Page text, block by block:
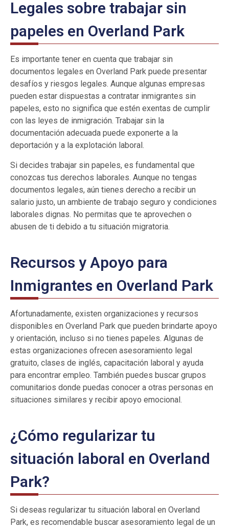
Legales sobre trabajar sin
papeles en Overland Park
Es importante tener en cuenta que trabajar sin
documentos legales en Overland Park puede presentar
desafíos y riesgos legales. Aunque algunas empresas
pueden estar dispuestas a contratar inmigrantes sin
papeles, esto no significa que estén exentas de cumplir
con las leyes de inmigración. Trabajar sin la
documentación adecuada puede exponerte a la
deportación y a la explotación laboral.
Si decides trabajar sin papeles, es fundamental que
conozcas tus derechos laborales. Aunque no tengas
documentos legales, aún tienes derecho a recibir un
salario justo, un ambiente de trabajo seguro y condiciones
laborales dignas. No permitas que te aprovechen o
abusen de ti debido a tu situación migratoria.
Recursos y Apoyo para
Inmigrantes en Overland Park
Afortunadamente, existen organizaciones y recursos
disponibles en Overland Park que pueden brindarte apoyo
y orientación, incluso si no tienes papeles. Algunas de
estas organizaciones ofrecen asesoramiento legal
gratuito, clases de inglés, capacitación laboral y ayuda
para encontrar empleo. También puedes buscar grupos
comunitarios donde puedas conocer a otras personas en
situaciones similares y recibir apoyo emocional.
¿Cómo regularizar tu
situación laboral en Overland
Park?
Si deseas regularizar tu situación laboral en Overland
Park, es recomendable buscar asesoramiento legal de un